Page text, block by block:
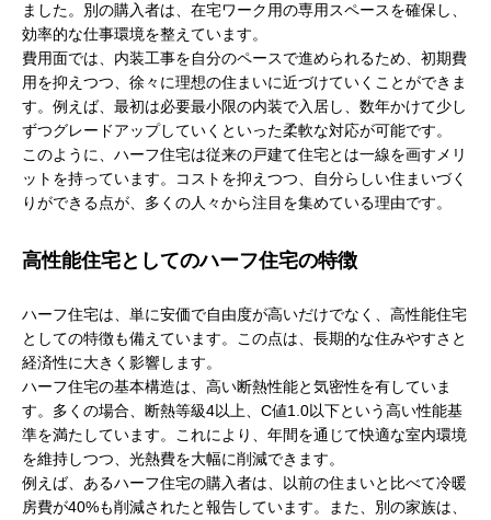
ました。別の購入者は、在宅ワーク用の専用スペースを確保し、
効率的な仕事環境を整えています。
費用面では、内装工事を自分のペースで進められるため、初期費
用を抑えつつ、徐々に理想の住まいに近づけていくことができま
す。例えば、最初は必要最小限の内装で入居し、数年かけて少し
ずつグレードアップしていくといった柔軟な対応が可能です。
このように、ハーフ住宅は従来の戸建て住宅とは一線を画すメリ
ットを持っています。コストを抑えつつ、自分らしい住まいづく
りができる点が、多くの人々から注目を集めている理由です。
高性能住宅としてのハーフ住宅の特徴
ハーフ住宅は、単に安価で自由度が高いだけでなく、高性能住宅
としての特徴も備えています。この点は、長期的な住みやすさと
経済性に大きく影響します。
ハーフ住宅の基本構造は、高い断熱性能と気密性を有していま
す。多くの場合、断熱等級4以上、C値1.0以下という高い性能基
準を満たしています。これにより、年間を通じて快適な室内環境
を維持しつつ、光熱費を大幅に削減できます。
例えば、あるハーフ住宅の購入者は、以前の住まいと比べて冷暖
房費が40%も削減されたと報告しています。また、別の家族は、